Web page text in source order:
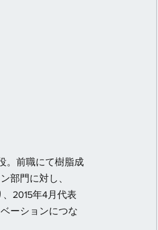
。前職にて樹脂成
部門に対し、
2015年4月代表
ーションにつな